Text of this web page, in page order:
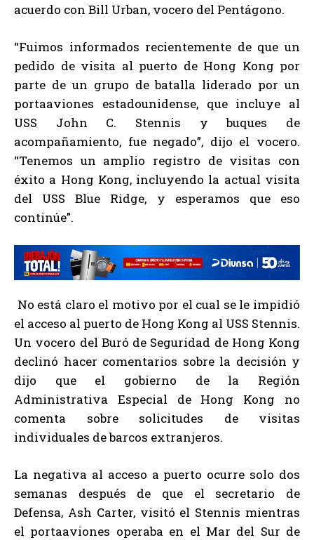
acuerdo con Bill Urban, vocero del Pentágono.
“Fuimos informados recientemente de que un
pedido de visita al puerto de Hong Kong por
parte de un grupo de batalla liderado por un
portaaviones estadounidense, que incluye al
USS John C. Stennis y buques de
acompañamiento, fue negado”, dijo el vocero.
“Tenemos un amplio registro de visitas con
éxito a Hong Kong, incluyendo la actual visita
del USS Blue Ridge, y esperamos que eso
continúe”.
No está claro el motivo por el cual se le impidió
el acceso al puerto de Hong Kong al USS Stennis.
Un vocero del Buró de Seguridad de Hong Kong
declinó hacer comentarios sobre la decisión y
dijo que el gobierno de la Región
Administrativa Especial de Hong Kong no
comenta sobre solicitudes de visitas
individuales de barcos extranjeros.
La negativa al acceso a puerto ocurre solo dos
semanas después de que el secretario de
Defensa, Ash Carter, visitó el Stennis mientras
el portaaviones operaba en el Mar del Sur de